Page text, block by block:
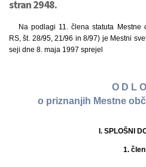
stran 2948.
Na podlagi 11. člena statuta Mestne
RS, št. 28/95, 21/96 in 8/97) je Mestni
seji dne 8. maja 1997 sprejel
O D L
o priznanjih Mestne
I. SPLOŠNI
1. člen